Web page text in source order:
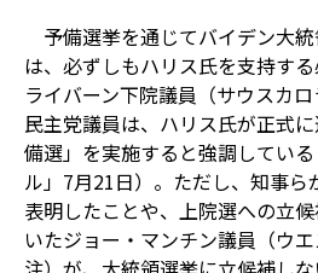
予備選挙を通じてバイデン大
は、必ずしもハリス氏を支持す
ライバーン下院議員（サウスカ
民主党議員は、ハリス氏が正式
備選」を実施すると強調してい
ル」7月21日）。ただし、知事ら
表明したことや、上院選への立
いたジョー・マンチン議員（ウエ